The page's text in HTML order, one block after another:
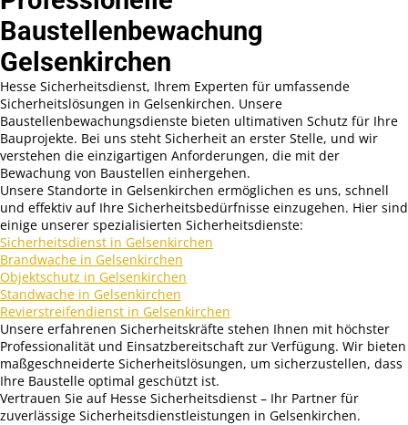
Baustellenbewachung
Gelsenkirchen
Hesse Sicherheitsdienst, Ihrem Experten für umfassende
Sicherheitslösungen in Gelsenkirchen. Unsere
Baustellenbewachungsdienste bieten ultimativen Schutz für Ihre
Bauprojekte. Bei uns steht Sicherheit an erster Stelle, und wir
verstehen die einzigartigen Anforderungen, die mit der
Bewachung von Baustellen einhergehen.
Unsere Standorte in Gelsenkirchen ermöglichen es uns, schnell
und effektiv auf Ihre Sicherheitsbedürfnisse einzugehen. Hier sind
einige unserer spezialisierten Sicherheitsdienste:
Sicherheitsdienst in Gelsenkirchen
Brandwache in Gelsenkirchen
Objektschutz in Gelsenkirchen
Standwache in Gelsenkirchen
Revierstreifendienst in Gelsenkirchen
Unsere erfahrenen Sicherheitskräfte stehen Ihnen mit höchster
Professionalität und Einsatzbereitschaft zur Verfügung. Wir bieten
maßgeschneiderte Sicherheitslösungen, um sicherzustellen, dass
Ihre Baustelle optimal geschützt ist.
Vertrauen Sie auf Hesse Sicherheitsdienst – Ihr Partner für
zuverlässige Sicherheitsdienstleistungen in Gelsenkirchen.